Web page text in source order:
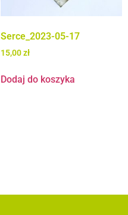
Serce_2023-05-17
15,00zł
Dodaj do koszyka